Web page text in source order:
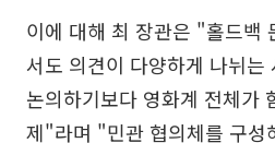
이에 대해 최 장관은 "홀드백
서도 의견이 다양하게 나뉘는
논의하기보다 영화계 전체가
제"라며 "민관 협의체를 구성